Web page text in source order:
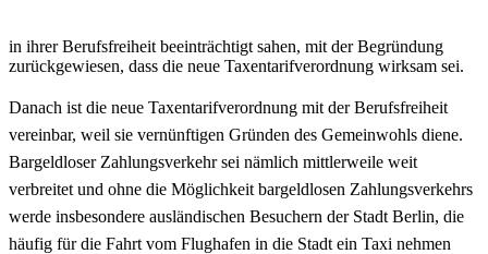
in ihrer Berufsfreiheit beeinträchtigt sahen, mit der Begründung
zurückgewiesen, dass die neue Taxentarifverordnung wirksam sei.
Danach ist die neue Taxentarifverordnung mit der Berufsfreiheit
vereinbar, weil sie vernünftigen Gründen des Gemeinwohls diene.
Bargeldloser Zahlungsverkehr sei nämlich mittlerweile weit
verbreitet und ohne die Möglichkeit bargeldlosen Zahlungsverkehrs
werde insbesondere ausländischen Besuchern der Stadt Berlin, die
häufig für die Fahrt vom Flughafen in die Stadt ein Taxi nehmen